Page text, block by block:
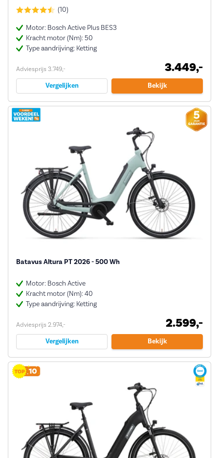
(10)
Motor: Bosch Active Plus BES3
Kracht motor (Nm): 50
Type aandrijving: Ketting
Adviesprijs 3.749,- 3.449,-
Vergelijken Bekijk
Batavus Altura PT 2026 - 500 Wh
Motor: Bosch Active
Kracht motor (Nm): 40
Type aandrijving: Ketting
Adviesprijs 2.974,- 2.599,-
Vergelijken Bekijk